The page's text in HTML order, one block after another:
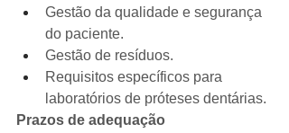
Gestão da qualidade e segurança
do paciente.
Gestão de resíduos.
Requisitos específicos para
laboratórios de próteses dentárias.
Prazos de adequação